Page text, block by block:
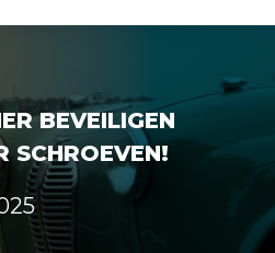
BEVEILIGEN
SCHROEVEN!